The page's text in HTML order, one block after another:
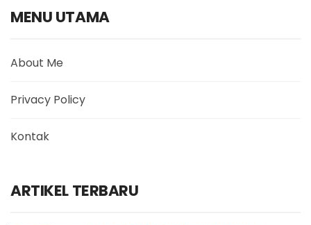
MENU UTAMA
About Me
Privacy Policy
Kontak
ARTIKEL TERBARU